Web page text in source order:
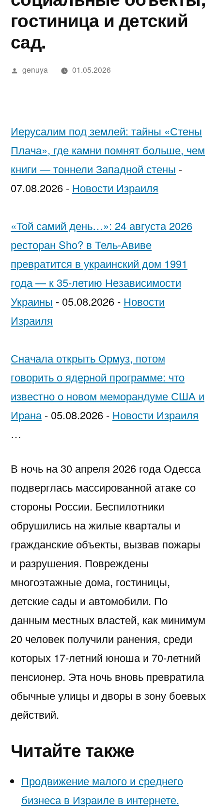
נחש
—
בישראל
על
עצמן
2025in
Israel…
to
Pick
Each
Other
בדיקה
מקצועית
לפי
в
Google»
מידע,
מודעות
ואבחון
בחיפה
гостиница и детский
сад.
Написано
genuya 01.05.2026
Иерусалим под землей: тайны «Стены
Плача», где камни помнят больше, чем
книги — тоннели Западной стены -
07.08.2026 - Новости Израиля
«Той самий день…»: 24 августа 2026
ресторан Sho? в Тель-Авиве
превратится в украинский дом 1991
года — к 35-летию Независимости
Украины - 05.08.2026 - Новости
Израиля
Сначала открыть Ормуз, потом
говорить о ядерной программе: что
известно о новом меморандуме США и
Ирана - 05.08.2026 - Новости Израиля
…
В ночь на 30 апреля 2026 года Одесса
подверглась массированной атаке со
стороны России. Беспилотники
обрушились на жилые кварталы и
гражданские объекты, вызвав пожары
и разрушения. Повреждены
многоэтажные дома, гостиницы,
детские сады и автомобили. По
данным местных властей, как минимум
20 человек получили ранения, среди
которых 17-летний юноша и 70-летний
пенсионер. Эта ночь вновь превратила
обычные улицы и дворы в зону боевых
действий.
Читайте также
Продвижение малого и среднего
бизнеса в Израиле в интернете.